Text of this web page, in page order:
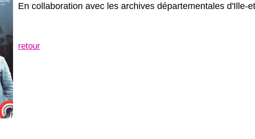
En collaboration avec les archives départementales d'Ille-
retour